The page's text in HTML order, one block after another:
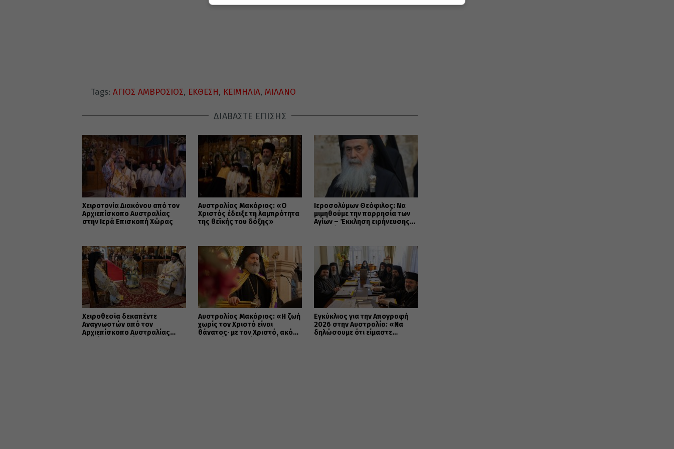
Tags: ΑΓΙΟΣ ΑΜΒΡΟΣΙΟΣ, ΕΚΘΕΣΗ, ΚΕΙΜΗΛΙΑ, ΜΙΛΑΝΟ
ΔΙΑΒΑΣΤΕ ΕΠΙΣΗΣ
Χειροτονία Διακόνου από τον
Αρχιεπίσκοπο Αυστραλίας
στην Ιερά Επισκοπή Χώρας
Αυστραλίας Μακάριος: «Ο
Χριστός έδειξε τη λαμπρότητα
της θεϊκής του δόξης»
Ιεροσολύμων Θεόφιλος: Να
μιμηθούμε την παρρησία των
Αγίων – Έκκληση ειρήνευσης
Χειροθεσία δεκαπέντε
Αναγνωστών από τον
Αρχιεπίσκοπο Αυστραλίας
Αυστραλίας Μακάριος: «Η ζωή
χωρίς τον Χριστό είναι
θάνατος· με τον Χριστό, ακόμη
Εγκύκλιος για την Απογραφή
2026 στην Αυστραλία: «Να
δηλώσουμε ότι είμαστε